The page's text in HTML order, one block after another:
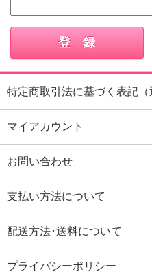
特定商取引法に基づく表記（
マイアカウント
お問い合わせ
支払い方法について
配送方法･送料について
プライバシーポリシー